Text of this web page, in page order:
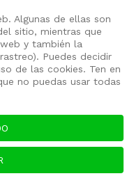
Algunas de ellas son
sitio, mientras que
y también la
Puedes decidir
de las cookies. Ten en
no puedas usar todas